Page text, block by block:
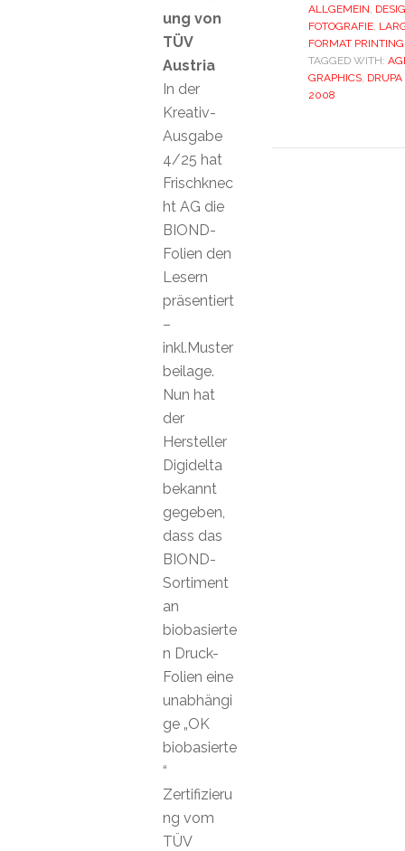
ALLGEMEIN,
FOTOGRAFIE,
FORMAT PRINTING
TAGGED WITH:
GRAPHICS, DRUPA
2008
ung von
TÜV
Austria
In der
Kreativ-
Ausgabe
4/25 hat
Frischknec
ht AG die
BIOND-
Folien den
Lesern
präsentiert
–
inkl.Muster
beilage.
Nun hat
der
Hersteller
Digidelta
bekannt
gegeben,
dass das
BIOND-
Sortiment
an
biobasierte
n Druck-
Folien eine
unabhängi
ge „OK
biobasierte
“
Zertifizieru
ng vom
TÜV